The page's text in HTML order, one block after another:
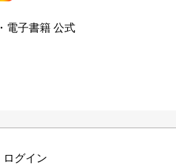
・電子書籍 公式
ログイン